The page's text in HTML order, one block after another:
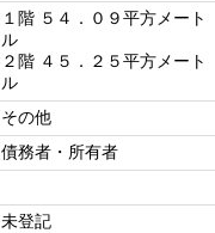
１階 ５４．０９平方メート
ル
２階 ４５．２５平方メート
ル
その他
債務者・所有者
未登記